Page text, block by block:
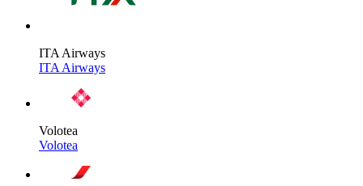
ITA Airways
ITA Airways
Volotea
Volotea